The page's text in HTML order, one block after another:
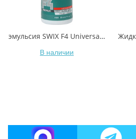
эмульсия SWIX F4 Universal Glide Wax, 80ml
В наличии